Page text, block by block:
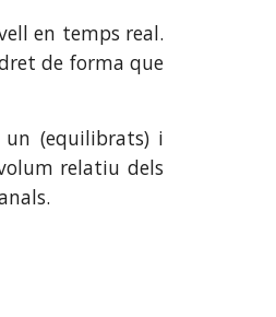
en temps real.
de forma que
(equilibrats) i
relatiu dels